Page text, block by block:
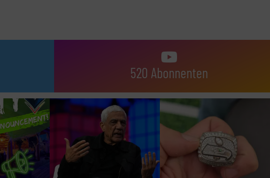
520 Abonnenten